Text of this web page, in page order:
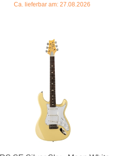
Ca. lieferbar am: 27.08.2026